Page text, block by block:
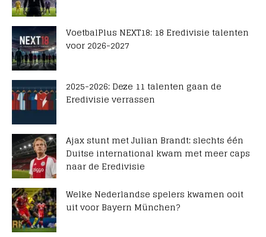
VoetbalPlus NEXT18: 18 Eredivisie talenten
voor 2026-2027
2025-2026: Deze 11 talenten gaan de
Eredivisie verrassen
Ajax stunt met Julian Brandt: slechts één
Duitse international kwam met meer caps
naar de Eredivisie
Welke Nederlandse spelers kwamen ooit
uit voor Bayern München?